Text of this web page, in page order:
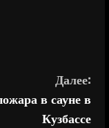
Далее:
в сауне в
Кузбассе